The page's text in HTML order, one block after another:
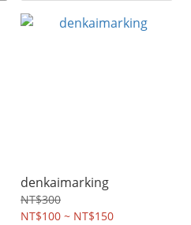
denkaimarking
NT$300
NT$100 ~ NT$150